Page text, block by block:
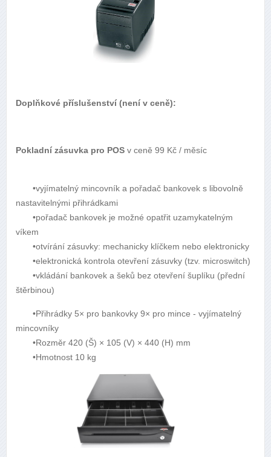
Doplňkové příslušenství (není v ceně):
Pokladní zásuvka pro POS v ceně 99 Kč / měsíc
•vyjímatelný mincovník a pořadač bankovek s libovolně
nastavitelnými přihrádkami
•pořadač bankovek je možné opatřit uzamykatelným
víkem
•otvírání zásuvky: mechanicky klíčkem nebo elektronicky
•elektronická kontrola otevření zásuvky (tzv. microswitch)
•vkládání bankovek a šeků bez otevření šuplíku (přední
štěrbinou)
•Přihrádky 5× pro bankovky 9× pro mince - vyjímatelný
mincovníky
•Rozměr 420 (Š) × 105 (V) × 440 (H) mm
•Hmotnost 10 kg